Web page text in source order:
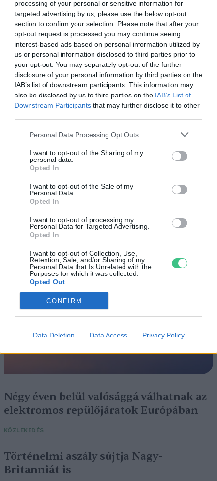
processing of your personal or sensitive information for
targeted advertising by us, please use the below opt-out
section to confirm your selection. Please note that after your
opt-out request is processed you may continue seeing
interest-based ads based on personal information utilized by
us or personal information disclosed to third parties prior to
your opt-out. You may separately opt-out of the further
disclosure of your personal information by third parties on the
IAB’s list of downstream participants. This information may
also be disclosed by us to third parties on the IAB’s List of
Downstream Participants that may further disclose it to other
Personal Data Processing Opt Outs
I want to opt-out of the Sharing of my
personal data.
Opted In
I want to opt-out of the Sale of my
Personal Data.
Opted In
I want to opt-out of processing my
Personal Data for Targeted Advertising.
Opted In
I want to opt-out of Collection, Use,
Retention, Sale, and/or Sharing of my
Personal Data that Is Unrelated with the
Purposes for which it was collected.
Opted Out
CONFIRM
Data Deletion Data Access Privacy Policy
A vitorlavirág ideális szobanövény, hiszen kiválóan tűri a meleget
és a fényszegény környezetet.
Születésnapi programokkal várja a
hétvégén a közönséget a 160 éves
ÉLŐ BOLYGÓNK
Szedd magad őszibarack: itt vannak
a legjobb lelőhelyek!
SZEMLE
Négy éven belül valósággá válhatnak az
elektromos repülőjáratok Európában
KÖZLEKEDÉS
Történelmi aszály sújtja Nagy-
Britanniát is